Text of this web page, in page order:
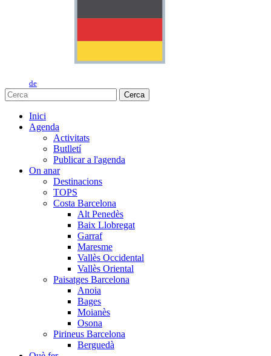
de
Cerca
Inici
Agenda
Activitats
Butlletí
Publicar a l'agenda
On anar
Destinacions
TOPS
Costa Barcelona
Alt Penedès
Baix Llobregat
Garraf
Maresme
Vallès Occidental
Vallès Oriental
Paisatges Barcelona
Anoia
Bages
Moianès
Osona
Pirineus Barcelona
Berguedà